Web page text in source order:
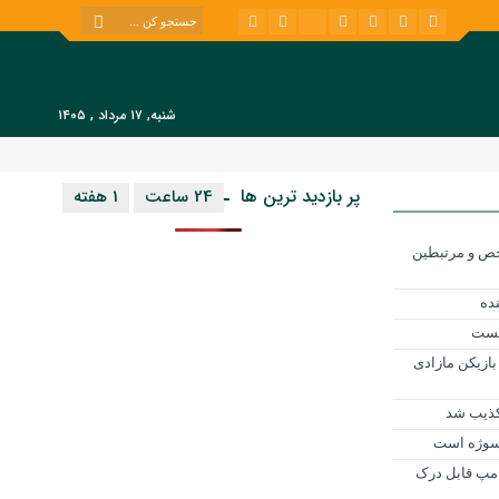
شنبه, ۱۷ مرداد , ۱۴۰۵
شاخص و مرتبطین
بست
مازادی
شد
سوژه است
قابل درک
پر بازدید ترین ها 1 هفته 24 ساعت